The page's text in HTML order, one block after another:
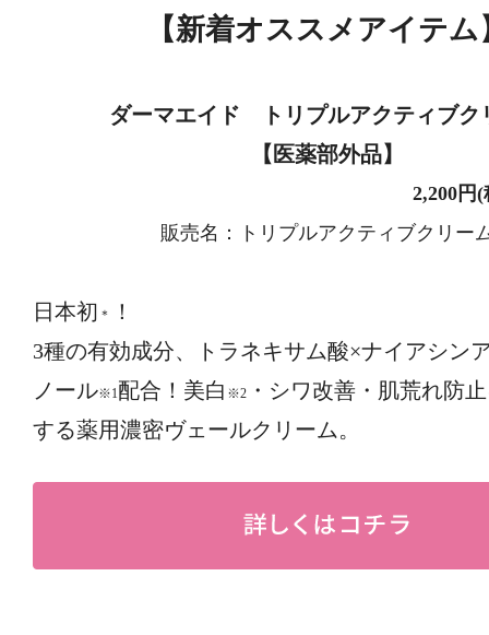
【新着オススメアイテム
ダーマエイド トリプルアクティブク
【医薬部外品】
2,200円(税
販売名：トリプルアクティブクリー
日本初 ＊
！
3種の有効成分、トラネキサム酸×ナイアシン
ノール※1配合！美白 ※2 ・シワ改善・肌荒れ防
する薬用濃密ヴェールクリーム。